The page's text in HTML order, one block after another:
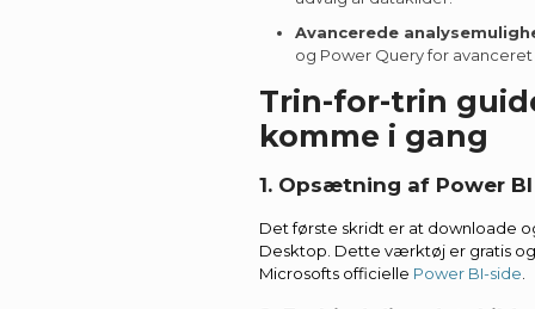
Avancerede
og Power Query for
Trin-for-trin
komme i gang
1. Opsætning af Power
Det første skridt er at downloade
Desktop. Dette værktøj er gratis
Microsofts officielle Power BI-side